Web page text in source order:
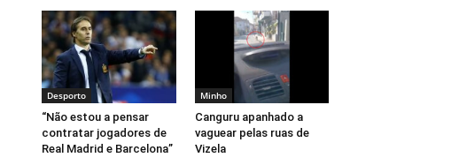
Desporto
“Não estou a pensar
contratar jogadores de
Real Madrid e Barcelona”
Minho
Canguru apanhado a
vaguear pelas ruas de
Vizela